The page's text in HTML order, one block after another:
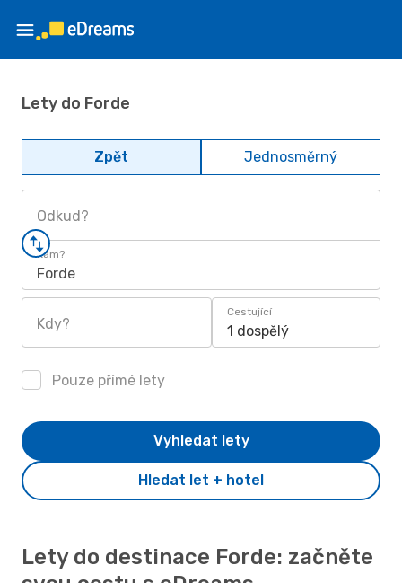
Lety do Forde
Zpět Jednosměrný
Odkud?
Kam?
Forde
Kdy?
Cestující
1 dospělý
Pouze přímé lety
Hledat let + hotel
Vyhledat lety
Lety do destinace Forde: začněte